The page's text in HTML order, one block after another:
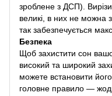
зроблене з ДСП).
великі, в них не можна
так забезпечується
Безпека
Щоб захистити сон
високий та широкий
можете встановити
головне правило —